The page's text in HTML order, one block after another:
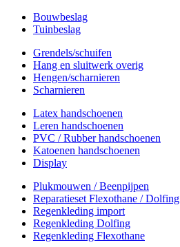
Bouwbeslag
Tuinbeslag
Grendels/schuifen
Hang en sluitwerk overig
Hengen/scharnieren
Scharnieren
Latex handschoenen
Leren handschoenen
PVC / Rubber handschoenen
Katoenen handschoenen
Display
Plukmouwen / Beenpijpen
Reparatieset Flexothane / Dolfing
Regenkleding import
Regenkleding Dolfing
Regenkleding Flexothane